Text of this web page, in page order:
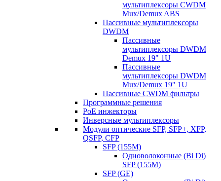
мультиплексоры CWDM
Mux/Demux ABS
Пассивные мультиплексоры
DWDM
Пассивные
мультиплексоры DWDM
Demux 19" 1U
Пассивные
мультиплексоры DWDM
Mux/Demux 19" 1U
Пассивные CWDM фильтры
Программные решения
PoE инжекторы
Инверсные мультиплексоры
Модули оптические SFP, SFP+, XFP,
QSFP, CFP
SFP (155M)
Одноволоконные (Bi Di)
SFP (155M)
SFP (GE)